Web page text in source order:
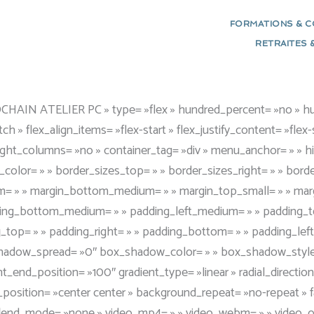
FORMATIONS &
RETRAITES
»0″ gradient_end_position= »100″ gradient_type= »linear » radial_direction= »center center » linear_angle= »180″ background_color= » » background_image= » » background_image_id= » » background_position= »left top » background_repeat= »no-repeat » background_blend_mode= »none » animation_type= » » animation_direction= »left » animation_speed= »0.3″ animation_offset= » » filter_type= »regular » filter_hue= »0″ filter_saturation= »100″ filter_brightness= »100″ filter_contrast= »100″ filter_invert= »0″ filter_sepia= »0″ filter_opacity= »100″ filter_blur= »0″ filter_hue_hover= »0″ filter_saturation_hover= »100″ filter_brightness_hover= »100″ filter_contrast_hover= »100″ filter_invert_hover= »0″ filter_sepia_hover= »0″ filter_opacity_hover= »100″ filter_blur_hover= »0″ last= »true » border_position= »all » first= »true »][fusion_imageframe image_id= »6269|full » max_width= » » sticky_max_width= » » style_type= » » blur= » » stylecolor= » » hover_type= »none » bordersize= » » bordercolor= » » borderradius= » » align_medium= »none » align_small= »none » align= »none » margin_top= » » margin_right= » » margin_bottom= » » margin_left= » » lightbox= »no » gallery_id= » » lightbox_image= » » lightbox_image_id= » » alt= » » link= » » linktarget= »_self » hide_on_mobile= »small-visibility,medium-visibility,large-visibility » sticky_display= »normal,sticky » class= » » id= » » animation_type= » » animation_direction= »left » animation_speed= »0.3″ animation_offset= » » filter_hue= »0″ filter_saturation= »100″ filter_brightness= »100″ filter_contrast= »100″ filter_invert= »0″ filter_sepia= »0″ filter_opacity= »100″ filter_blur= »0″ filter_hue_hover= »0″ filter_saturation_hover= »100″ filter_brightness_hover= »100″ filter_contrast_hover= »100″ filter_invert_hover= »0″ filter_sepia_hover= »0″ filter_opacity_hover= »100″ filter_blur_hover= »0″]https://www.declicetdescles.com/wp-content/uploads/2022/10/atelier-le-pilier-pere.png[/fusion_imageframe][/fusion_builder_column][fusion_builder_column type= »1_3″ layout= »2_5″ align_self= »auto » content_layout= »column » align_content= »flex-start » content_wrap= »wrap » spacing= » » center_content= »no » link= » » target= »_self » min_height= » » hide_on_mobile= »small-visibility,medium-visibility,large-visibility » sticky_display= »normal,sticky » class= » » id= » » type_medium= » » type_small= » » order_medium= »0″ order_small= »0″ dimension_spacing_medium= » » dimension_spacing_small= » » dimension_spacing= » » dimension_margin_medium= » » dimension_margin_small= » » margin_top= » » margin_bottom= » » padding_medium= » » padding_small= » » padding_top= » » padding_right= » » padding_bottom= » » padding_left= » » hover_type= »none » border_sizes= » » border_color= » » border_style= »solid » border_radius= » » box_shadow= »no » dimension_box_shadow= » » box_shadow_blur= »0″ box_shadow_spread= »0″ box_shadow_color= » » box_shadow_style= » » background_type= »single » gradient_start_color= » » gradient_end_color= » » gradient_start_position= »0″ gradient_end_position= »100″ gradient_type= »linear » radial_direction= »center center » linear_angle= »180″ background_color= » » background_image= » » background_image_id= » » background_position= »left top » background_repeat= »no-repeat » background_blend_mode= »none » animation_type= » » animation_direction= »left » animation_speed= »0.3″ animation_offset= » » filter_type= »regular » filter_hue= »0″ filter_saturation= »100″ filter_brightness= »100″